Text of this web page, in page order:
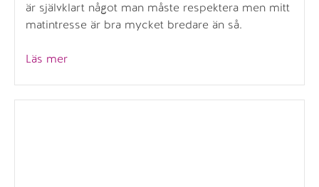
är självklart något man måste respektera men mitt
matintresse är bra mycket bredare än så.
Läs mer”Hamburgare”